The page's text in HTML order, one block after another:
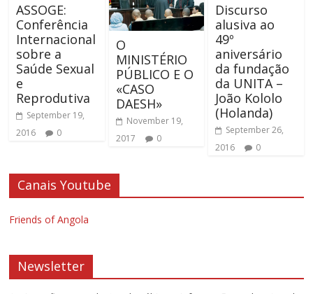
ASSOGE:
Conferência
Internacional
sobre a
Saúde Sexual
e
Reprodutiva
September 19,
2016
0
O
MINISTÉRIO
PÚBLICO E O
«CASO
DAESH»
November 19,
2017
0
Discurso
alusiva ao
49º
aniversário
da fundação
da UNITA –
João Kololo
(Holanda)
September 26,
2016
0
Canais Youtube
Friends of Angola
Newsletter